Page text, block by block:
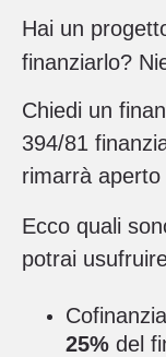
Hai un
finanziarlo?
Chiedi un
394/81
rimarrà aperto
Ecco quali
potrai
25% del